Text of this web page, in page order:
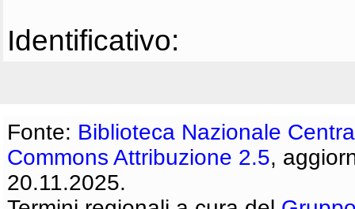
Identificativo:
Fonte: Biblioteca Nazionale
Commons Attribuzione 2.5,
20.11.2025.